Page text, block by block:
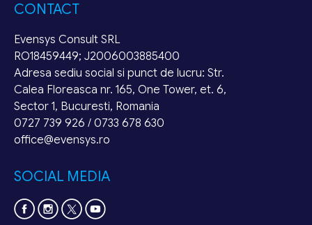
CONTACT
Evensys Consult SRL
RO18459449; J2006003885400
Adresa sediu social si punct de lucru: Str.
Calea Floreasca nr. 165, One Tower, et. 6,
Sector 1, Bucuresti, Romania
0727 739 926 / 0733 678 630
office@evensys.ro
SOCIAL MEDIA